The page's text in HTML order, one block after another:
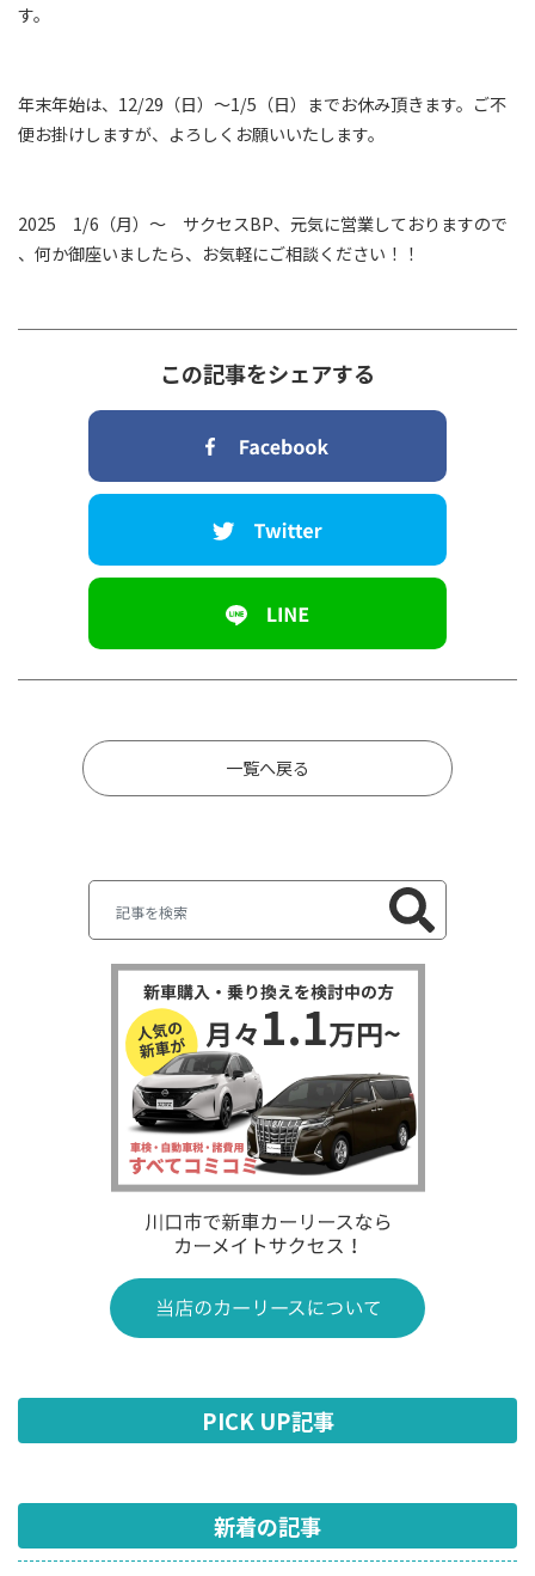
す。
年末年始は、12/29（日）～1/5（日）までお休み頂きます。ご不
便お掛けしますが、よろしくお願いいたします。
2025 1/6（月）～ サクセスBP、元気に営業しておりますので
、何か御座いましたら、お気軽にご相談ください！！
この記事をシェアする
一覧へ戻る
PICK UP記事
新着の記事